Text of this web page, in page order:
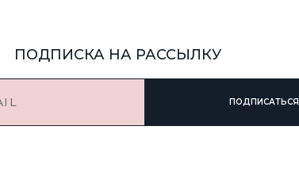
ПОДПИСКА НА РАССЫЛКУ
ПОДПИСАТЬСЯ